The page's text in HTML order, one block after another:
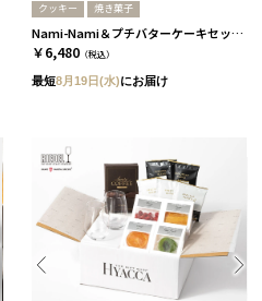
クッキー 焼き菓子
Nami-Nami＆プチバターケーキセット［ラウ］
￥6,480 （税込）
最短8月19日(水)にお届け